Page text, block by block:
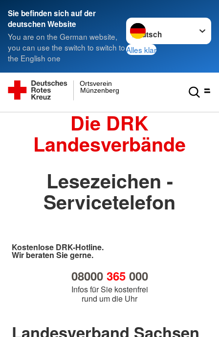
Sie befinden sich auf der
deutschen Website
You are on the German website,
you can use the switch to switch to
the English one
Sprache wechseln zu
Alles klar
Münzenberg
Ortsverein
Die DRK
Landesverbände
Lesezeichen -
Servicetelefon
Kostenlose DRK-Hotline.
Wir beraten Sie gerne.
08000 365000
Infos für Sie kostenfrei
rund um die Uhr
Landesverband Sachsen